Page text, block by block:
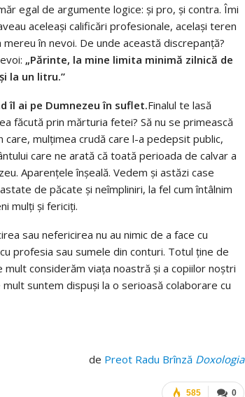
egal de argumente logice: și pro, și contra. Îmi
aceleași calificări profesionale, același teren
în nevoi. De unde această discrepanță?
„Părinte, la mine limita minimă zilnică de
la un litru.”
îl ai pe Dumnezeu în suflet.Finalul te lasă
făcută prin mărturia fetei? Să nu se primească
mulțimea crudă care l-a pedepsit public,
care ne arată că toată perioada de calvar a
Aparențele înșeală. Vedem și astăzi case
de păcate și neîmpliniri, la fel cum întâlnim
mulți și fericiți.
sau nefericirea nu au nimic de a face cu
profesia sau sumele din conturi. Totul ține de
considerăm viața noastră și a copiilor noștri
suntem dispuși la o serioasă colaborare cu
de Preot Radu Brînză Doxologia
0
585